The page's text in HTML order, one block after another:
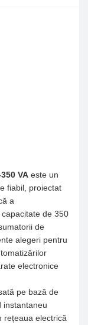
VA este un
fiabil, proiectat
a
de 350
de
alegeri pentru
electronice
pe bază de
instantaneu
rețeaua electrică